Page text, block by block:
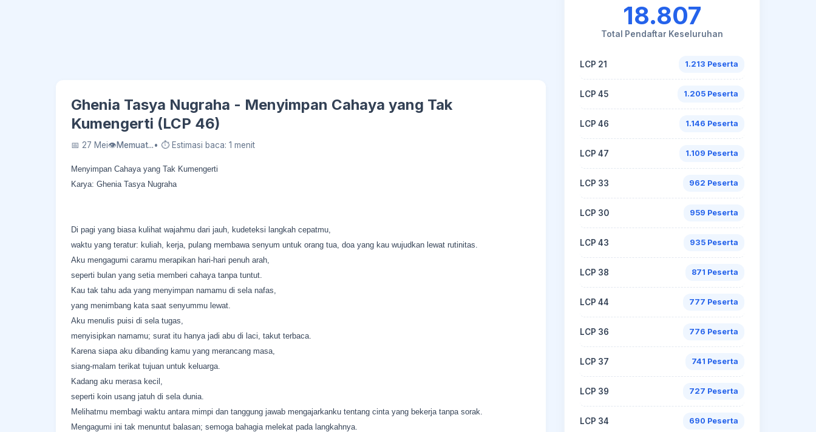
Ghenia Tasya Nugraha - Menyimpan Cahaya yang Tak
Kumengerti (LCP 46)
📅 27 Mei👁Memuat...• ⏱ Estimasi baca: 1 menit
Menyimpan Cahaya yang Tak Kumengerti
Karya: Ghenia Tasya Nugraha
Di pagi yang biasa kulihat wajahmu dari jauh, kudeteksi langkah cepatmu,
waktu yang teratur: kuliah, kerja, pulang membawa senyum untuk orang tua, doa yang kau wujudkan lewat rutinitas.
Aku mengagumi caramu merapikan hari-hari penuh arah,
seperti bulan yang setia memberi cahaya tanpa tuntut.
Kau tak tahu ada yang menyimpan namamu di sela nafas,
yang menimbang kata saat senyummu lewat.
Aku menulis puisi di sela tugas,
menyisipkan namamu; surat itu hanya jadi abu di laci, takut terbaca.
Karena siapa aku dibanding kamu yang merancang masa,
siang-malam terikat tujuan untuk keluarga.
Kadang aku merasa kecil,
seperti koin usang jatuh di sela dunia.
Melihatmu membagi waktu antara mimpi dan tanggung jawab mengajarkanku tentang cinta yang bekerja tanpa sorak.
Mengagumi ini tak menuntut balasan; semoga bahagia melekat pada langkahnya.
18.807
Total Pendaftar Keseluruhan
LCP 21 1.213 Peserta
LCP 45 1.205 Peserta
LCP 46 1.146 Peserta
LCP 47 1.109 Peserta
LCP 33 962 Peserta
LCP 30 959 Peserta
LCP 43 935 Peserta
LCP 38 871 Peserta
LCP 44 777 Peserta
LCP 36 776 Peserta
LCP 37 741 Peserta
LCP 39 727 Peserta
LCP 34 690 Peserta